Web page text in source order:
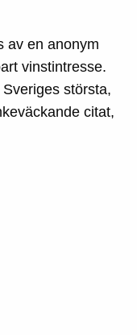
av en anonym
vinstintresse.
största,
citat,